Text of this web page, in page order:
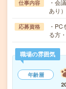
仕事内容
・会
あり
応募資格
・
る方
職場の雰囲気
年齢層